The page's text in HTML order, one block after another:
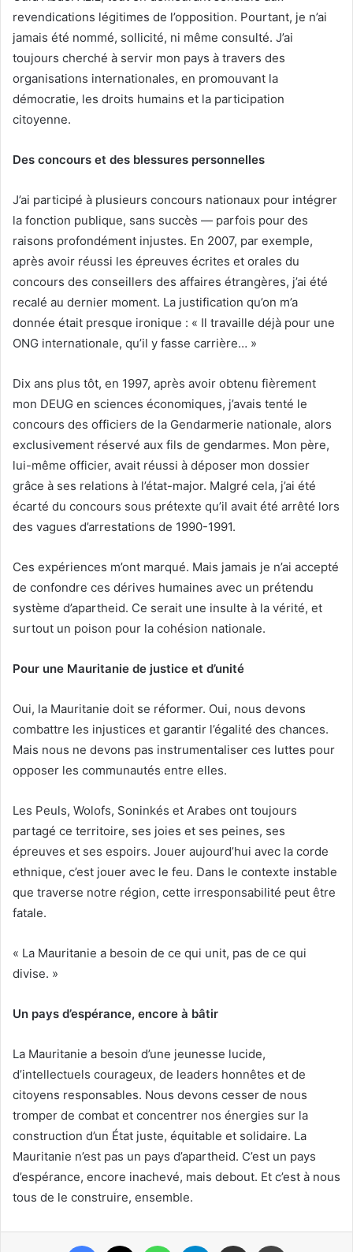
revendications légitimes de l’opposition. Pourtant, je n’ai
jamais été nommé, sollicité, ni même consulté. J’ai
toujours cherché à servir mon pays à travers des
organisations internationales, en promouvant la
démocratie, les droits humains et la participation
citoyenne.
Des concours et des blessures personnelles
J’ai participé à plusieurs concours nationaux pour intégrer
la fonction publique, sans succès — parfois pour des
raisons profondément injustes. En 2007, par exemple,
après avoir réussi les épreuves écrites et orales du
concours des conseillers des affaires étrangères, j’ai été
recalé au dernier moment. La justification qu’on m’a
donnée était presque ironique : « Il travaille déjà pour une
ONG internationale, qu’il y fasse carrière… »
Dix ans plus tôt, en 1997, après avoir obtenu fièrement
mon DEUG en sciences économiques, j’avais tenté le
concours des officiers de la Gendarmerie nationale, alors
exclusivement réservé aux fils de gendarmes. Mon père,
lui-même officier, avait réussi à déposer mon dossier
grâce à ses relations à l’état-major. Malgré cela, j’ai été
écarté du concours sous prétexte qu’il avait été arrêté lors
des vagues d’arrestations de 1990-1991.
Ces expériences m’ont marqué. Mais jamais je n’ai accepté
de confondre ces dérives humaines avec un prétendu
système d’apartheid. Ce serait une insulte à la vérité, et
surtout un poison pour la cohésion nationale.
Pour une Mauritanie de justice et d’unité
Oui, la Mauritanie doit se réformer. Oui, nous devons
combattre les injustices et garantir l’égalité des chances.
Mais nous ne devons pas instrumentaliser ces luttes pour
opposer les communautés entre elles.
Les Peuls, Wolofs, Soninkés et Arabes ont toujours
partagé ce territoire, ses joies et ses peines, ses
épreuves et ses espoirs. Jouer aujourd’hui avec la corde
ethnique, c’est jouer avec le feu. Dans le contexte instable
que traverse notre région, cette irresponsabilité peut être
fatale.
« La Mauritanie a besoin de ce qui unit, pas de ce qui
divise. »
Un pays d’espérance, encore à bâtir
La Mauritanie a besoin d’une jeunesse lucide,
d’intellectuels courageux, de leaders honnêtes et de
citoyens responsables. Nous devons cesser de nous
tromper de combat et concentrer nos énergies sur la
construction d’un État juste, équitable et solidaire. La
Mauritanie n’est pas un pays d’apartheid. C’est un pays
d’espérance, encore inachevé, mais debout. Et c’est à nous
tous de le construire, ensemble.
Facebook WhatsAppTelegram Partager par email